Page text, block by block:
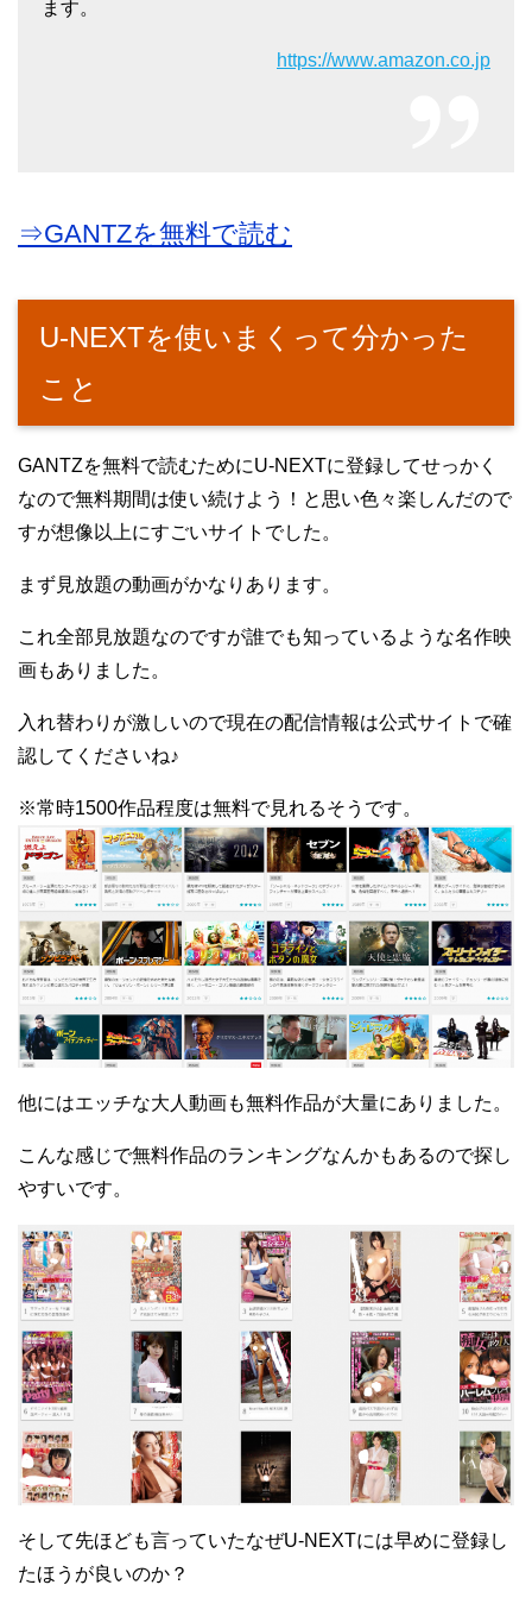
ます。
https://www.amazon.co.jp
⇒GANTZを無料で読む
U-NEXTを使いまくって分かった
こと
GANTZを無料で読むためにU-NEXTに登録してせっかく
なので無料期間は使い続けよう！と思い色々楽しんだので
すが想像以上にすごいサイトでした。
まず見放題の動画がかなりあります。
これ全部見放題なのですが誰でも知っているような名作映
画もありました。
入れ替わりが激しいので現在の配信情報は公式サイトで確
認してくださいね♪
※常時1500作品程度は無料で見れるそうです。
他にはエッチな大人動画も無料作品が大量にありました。
こんな感じで無料作品のランキングなんかもあるので探し
やすいです。
そして先ほども言っていたなぜU-NEXTには早めに登録し
たほうが良いのか？